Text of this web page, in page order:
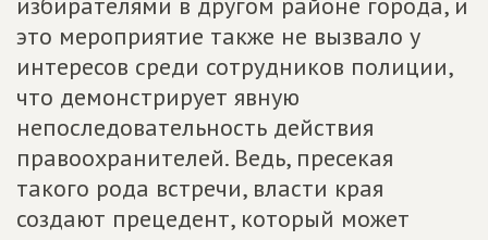
это мероприятие также не вызвало у
интересов среди сотрудников полиции,
что демонстрирует явную
непоследовательность действия
правоохранителей. Ведь, пресекая
такого рода встречи, власти края
создают прецедент, который может